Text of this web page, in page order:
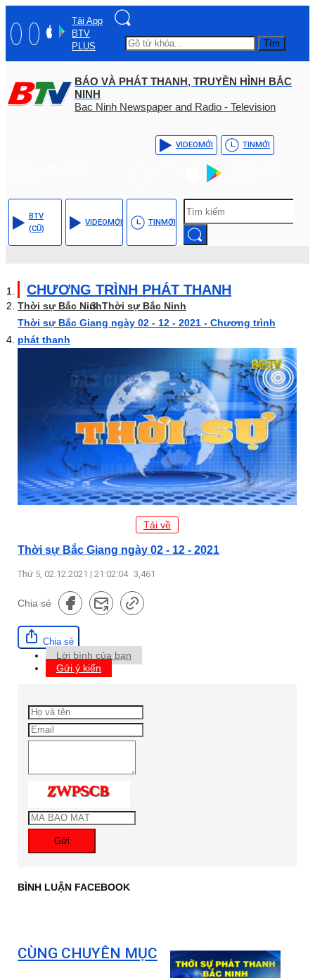
Tải App
BTV
PLUS
Tìm
BÁO VÀ PHÁT THANH, TRUYỀN HÌNH BẮC
NINH
Bac Ninh Newspaper and Radio - Television
VIDEOMỚI TINMỚI
BTV
(CŨ)
VIDEOMỚI TINMỚI
CHƯƠNG TRÌNH PHÁT THANH
Thời sự Bắc NinhThời sự Bắc Ninh
Thời sự Bắc Giang ngày 02 - 12 - 2021 - Chương trình
phát thanh
Tải về
Thời sự Bắc Giang ngày 02 - 12 - 2021
Thứ 5, 02.12.2021 | 21:02:04 3,461
Chia sẻ
Chia sẻ
Lời bình của bạn
Gửi ý kiến
Gửi
BÌNH LUẬN FACEBOOK
CÙNG CHUYÊN MỤC